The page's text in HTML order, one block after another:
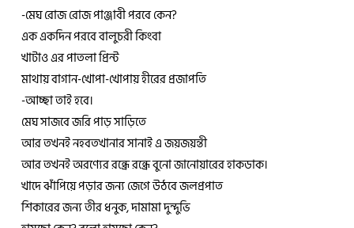
-মেঘ রোজ রোজ পাঞ্জাবী পরবে কেন?
এক একদিন পরবে বালুচরী কিংবা
খাটাও এর পাতলা প্রিন্ট
মাথায় বাগান-খোপা-খোপায় হীরের প্রজাপতি
-আচ্ছা তাই হবে।
মেঘ সাজবে জরি পাড় সাড়িতে
আর তখনই নহবতখানার সানাই এ জয়জয়ন্তী
আর তখনই অরণ্যের রন্ধ্রে রন্ধ্রে বুনো জানোয়ারের হাকডাক।
খাদে ঝাঁপিয়ে পড়ার জন্য জেগে উঠবে জলপ্রপাত
শিকারের জন্য তীর ধনুক, দামামা দুন্দুভি